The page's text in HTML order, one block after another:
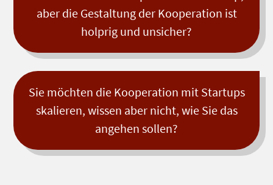
aber die Gestaltung der Kooperation ist
holprig und unsicher?
Sie möchten die Kooperation mit Startups
skalieren, wissen aber nicht, wie Sie das
angehen sollen?